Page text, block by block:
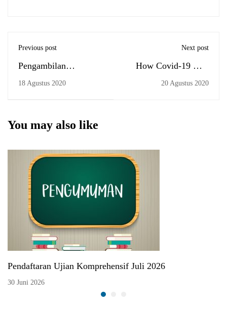
Previous post
Pengambilan
Undangan, Map, dan
18 Agustus 2020
Next post
How Covid-19 Will
Shape Our Education?
20 Agustus 2020
You may also like
Pendaftaran Ujian Komprehensif Juli 2026
30 Juni 2026